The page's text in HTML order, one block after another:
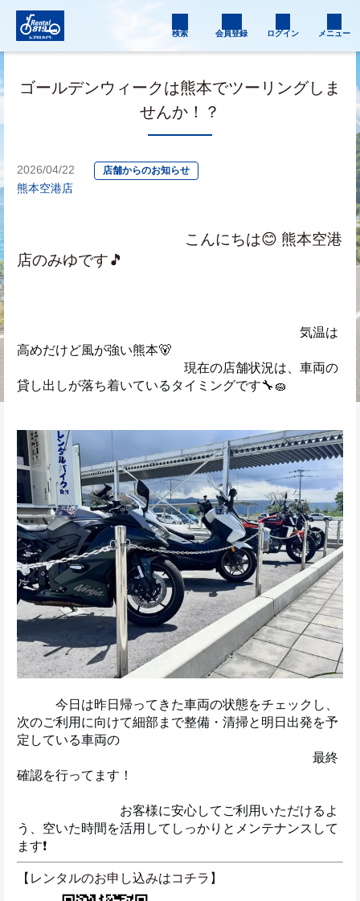
検索 会員登録 ログイン メニュー
ゴールデンウィークは熊本でツーリングしま
せんか！？
2026/04/22 店舗からのお知らせ
熊本空港店
こんにちは😊 熊本空港
店のみゆです🎵
気温は
高めだけど風が強い熊本🐻‍
現在の店舗状況は、車両の
貸し出しが落ち着いているタイミングです🔧🧽
今日は昨日帰ってきた車両の状態をチェックし、
次のご利用に向けて細部まで整備・清掃と明日出発を予
定している車両の
最終
確認を行ってます！
お客様に安心してご利用いただけるよ
う、空いた時間を活用してしっかりとメンテナンスして
ます❗️
【レンタルのお申し込みはコチラ】